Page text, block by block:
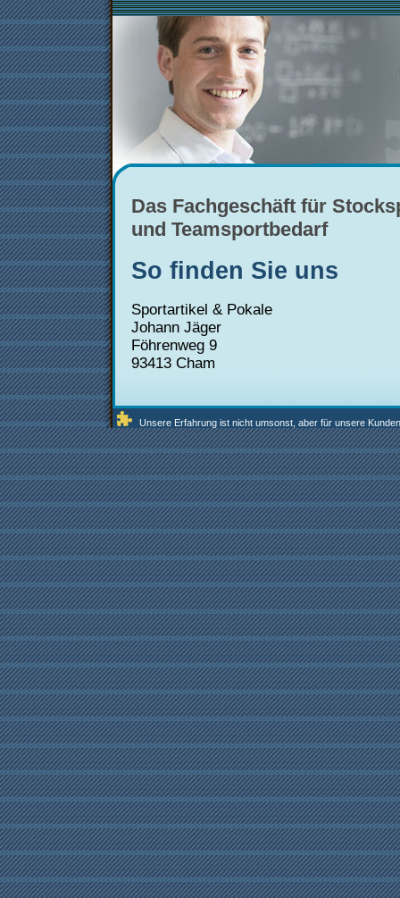
Das Fachgeschäft für
und Teamsportbedarf
So finden Sie uns
Sportartikel & Pokale
Johann Jäger
Föhrenweg 9
93413 Cham
Unsere Erfahrung ist nicht umsonst, aber für unsere